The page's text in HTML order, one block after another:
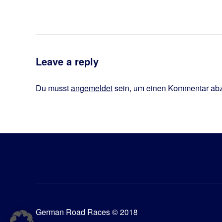
Leave a reply
Du musstangemeldetsein, um einen Kommentar
German Road Races © 2018